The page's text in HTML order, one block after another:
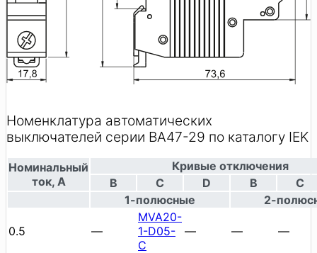
Номенклатура автоматических
выключателей серии ВА47-29 по каталогу IEK
Номинальный
ток, А
Кривые отключения
B
C D B
C
1-полюсные
2-
0.5 —
MVA20-
1-D05-
C
— — —